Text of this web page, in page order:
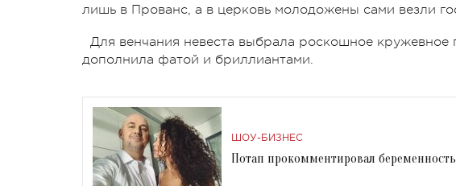
лишь в Прованс, а в церковь молодожены сами везли
Для венчания невеста выбрала роскошное кружевное
дополнила фатой и бриллиантами.
ШОУ-БИЗНЕС
Потап прокомментировал